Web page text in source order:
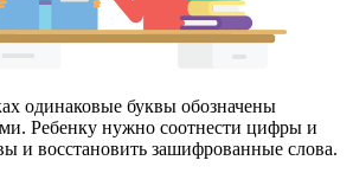
одинаковые буквы обозначены
Ребенку нужно соотнести цифры и
и восстановить зашифрованные слова.